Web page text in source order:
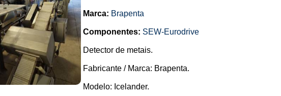
Marca: Brapenta
Componentes: SEW-Eurodrive
Detector de metais.
Fabricante / Marca: Brapenta.
Modelo: Icelander.